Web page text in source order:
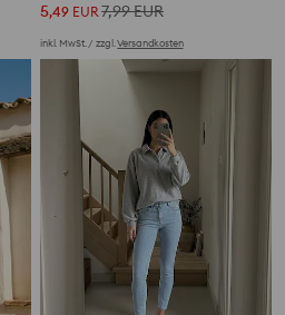
5,49 EUR7,99EUR
inkl. MwSt. / zzgl.Versandkosten